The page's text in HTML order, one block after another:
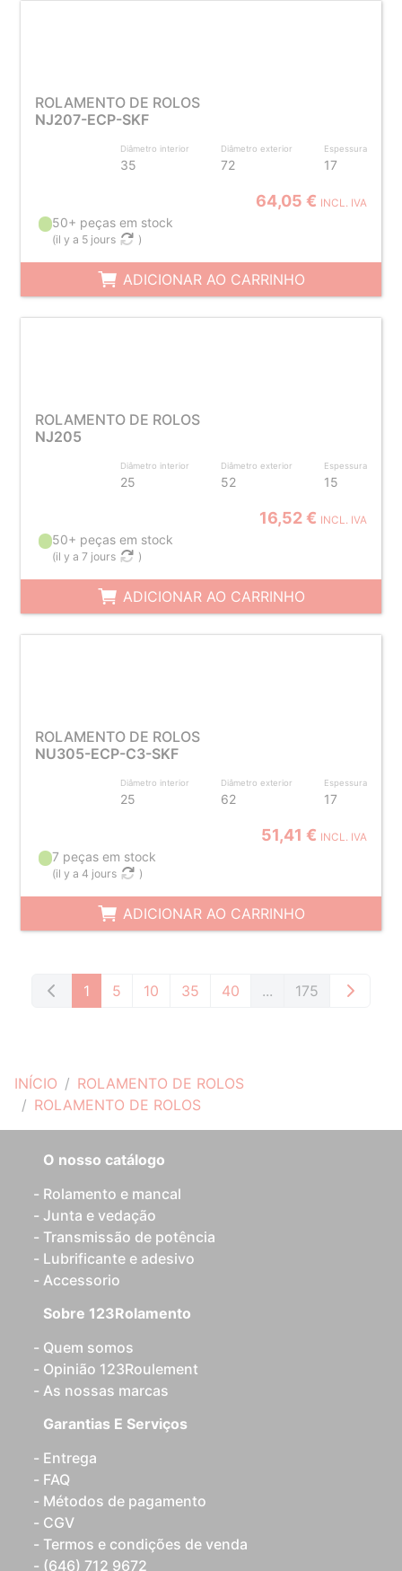
INÍCIO
ROLAMENTO DE ROLOS
ROLAMENTO DE ROLOS
ROLAMENTO DE ROLOS
NJ207-ECP-SKF
Diâmetro interior
35
Diâmetro exterior
72
Espessura
17
64,05 € INCL. IVA
50+ peças em stock
(il y a 5 jours )
ADICIONAR AO CARRINHO
ROLAMENTO DE ROLOS
NJ205
Diâmetro interior
25
Diâmetro exterior
52
Espessura
15
16,52 € INCL. IVA
50+ peças em stock
(il y a 7 jours )
ADICIONAR AO CARRINHO
ROLAMENTO DE ROLOS
NU305-ECP-C3-SKF
Diâmetro interior
25
Diâmetro exterior
62
Espessura
17
51,41 € INCL. IVA
7 peças em stock
(il y a 4 jours )
ADICIONAR AO CARRINHO
1 5 10 35 40 ... 175
O nosso catálogo
Rolamento e mancal
Junta e vedação
Transmissão de potência
Lubrificante e adesivo
Accessorio
Sobre 123Rolamento
Quem somos
Opinião 123Roulement
As nossas marcas
Garantias E Serviços
Entrega
FAQ
Métodos de pagamento
CGV
Termos e condições de venda
(646) 712 9672